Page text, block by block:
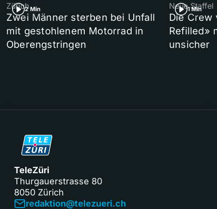
2 Min
Zürich
Zwei Männer sterben bei Unfall
mit gestohlenem Motorrad in
Oberengstringen
1 Min
Neue Staffel
Die Crew
Refilled»
unsicher
TeleZüri
Thurgauerstrasse 80
8050 Zürich
redaktion@telezueri.ch